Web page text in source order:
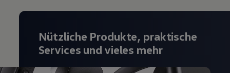
Nützliche Produkte, praktische
Services und vieles mehr